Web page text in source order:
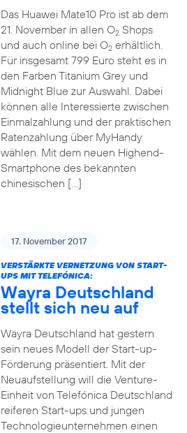
Das Huawei Mate10 Pro ist ab dem
21. November in allen O2Shops
und auch online bei O2erhältlich.
Für insgesamt 799 Euro steht es in
den Farben Titanium Grey und
Midnight Blue zur Auswahl. Dabei
können alle Interessierte zwischen
Einmalzahlung und der praktischen
Ratenzahlung über MyHandy
wählen. Mit dem neuen Highend-
Smartphone des bekannten
chinesischen […]
17. November 2017
VERSTÄRKTE VERNETZUNG VON START-
UPS MIT TELEFÓNICA:
Wayra Deutschland
stellt sich neu auf
Wayra Deutschland hat gestern
sein neues Modell der Start-up-
Förderung präsentiert. Mit der
Neuaufstellung will die Venture-
Einheit von Telefónica Deutschland
reiferen Start-ups und jungen
Technologieunternehmen einen